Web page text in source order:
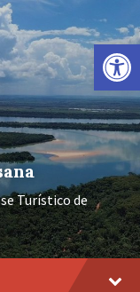
Barra de Ferramentas Aberta
Turístico de